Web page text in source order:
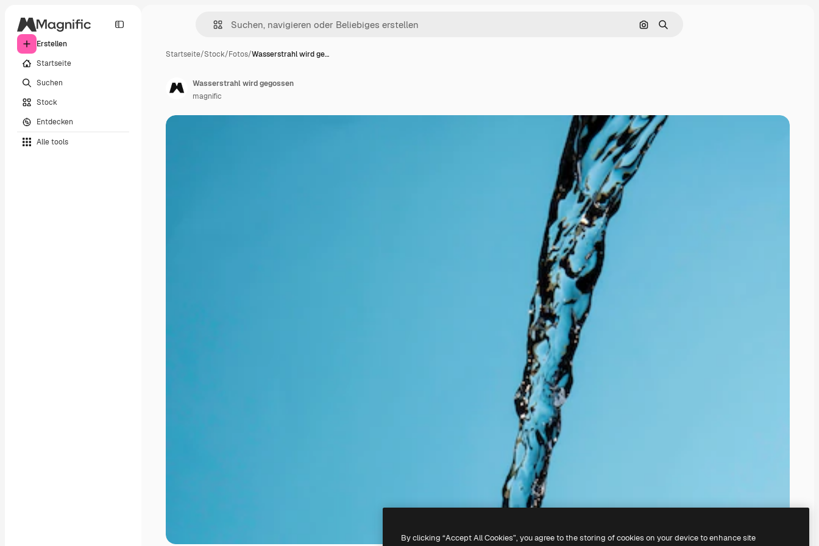
Erstellen
Startseite
Suchen
Stock
Entdecken
Alle tools
Nach Bild suchen
Suchen
Startseite/Stock/Fotos/Wasserstrahl wird ge…
Wasserstrahl wird gegossen
magnific
By clicking “Accept All Cookies”, you agree to the storing of cookies on your device to enhance site